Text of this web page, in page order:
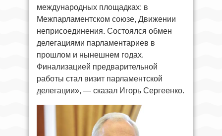
международных площадках: в
Межпарламентском союзе, Движении
неприсоединения. Состоялся обмен
делегациями парламентариев в
прошлом и нынешнем годах.
Финализацией предварительной
работы стал визит парламентской
делегации», — сказал Игорь Сергеенко.